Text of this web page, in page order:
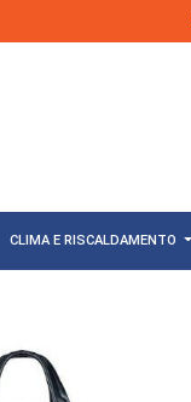
CLIMA E RISCALDAMENTO